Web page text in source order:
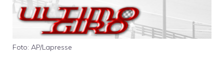
Foto: AP/Lapresse